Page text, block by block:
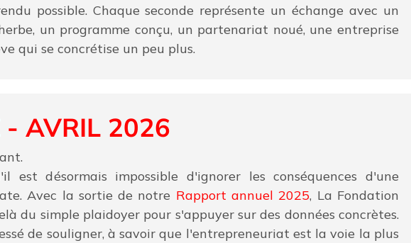
possible. Chaque seconde représente un échange avec un
un programme conçu, un partenariat noué, une entreprise
qui se concrétise un peu plus.
- AVRIL 2026
est désormais impossible d'ignorer les conséquences d'une
Avec la sortie de notre Rapport annuel 2025, La Fondation
du simple plaidoyer pour s'appuyer sur des données concrètes.
de souligner, à savoir que l'entrepreneuriat est la voie la plus